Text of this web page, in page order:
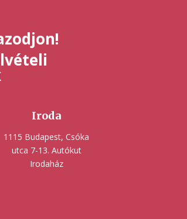
Iroda
1115 Budapest, Csóka
utca 7-13. Autókut
Irodaház